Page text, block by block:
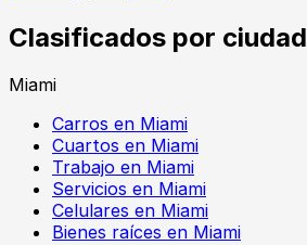
Clasificados por ciudad
Miami
Carros en Miami
Cuartos en Miami
Trabajo en Miami
Servicios en Miami
Celulares en Miami
Bienes raíces en Miami